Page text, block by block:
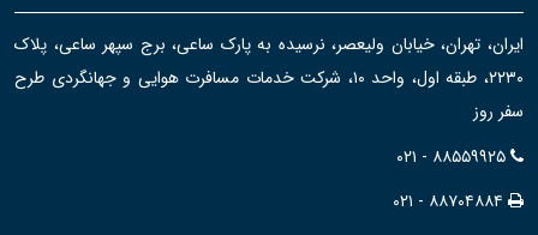
ایران، تهران، خیابان ولیعصر، نرسیده به پارک ساعی، برج سپهر ساعی، پلاک
۲۲۳۰، طبقه اول، واحد ۱۰، شرکت خدمات مسافرت هوایی و جهانگردی طرح
سفر روز
۰۲۱ - ۸۸۵۵۹۹۲۵
۰۲۱ - ۸۸۷۰۴۸۸۴